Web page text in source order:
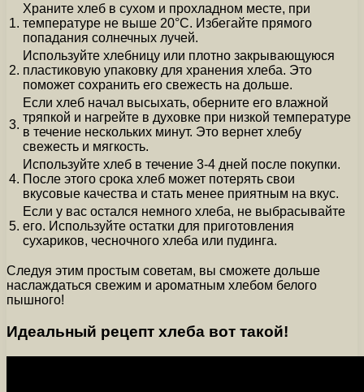
1.
Храните хлеб в сухом и прохладном месте, при
температуре не выше 20°С. Избегайте прямого
попадания солнечных лучей.
2.
Используйте хлебницу или плотно закрывающуюся
пластиковую упаковку для хранения хлеба. Это
поможет сохранить его свежесть на дольше.
3.
Если хлеб начал высыхать, оберните его влажной
тряпкой и нагрейте в духовке при низкой температуре
в течение нескольких минут. Это вернет хлебу
свежесть и мягкость.
4.
Используйте хлеб в течение 3-4 дней после покупки.
После этого срока хлеб может потерять свои
вкусовые качества и стать менее приятным на вкус.
5.
Если у вас остался немного хлеба, не выбрасывайте
его. Используйте остатки для приготовления
сухариков, чесночного хлеба или пудинга.
Следуя этим простым советам, вы сможете дольше
наслаждаться свежим и ароматным хлебом белого
пышного!
Идеальный рецепт хлеба вот такой!